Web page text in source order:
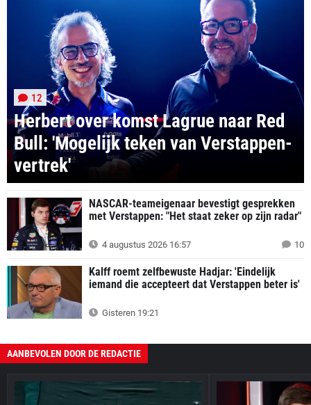
Herbert over komst Lagrue naar Red
Bull: 'Mogelijk teken van Verstappen-
vertrek'
12
NASCAR-teameigenaar bevestigt gesprekken
met Verstappen: "Het staat zeker op zijn radar"
4 augustus 2026 16:57 10
Kalff roemt zelfbewuste Hadjar: 'Eindelijk
iemand die accepteert dat Verstappen beter is'
Gisteren 19:21
AANBEVOLEN DOOR DE REDACTIE